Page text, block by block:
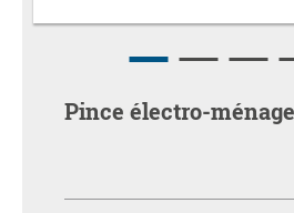
Pince électro-